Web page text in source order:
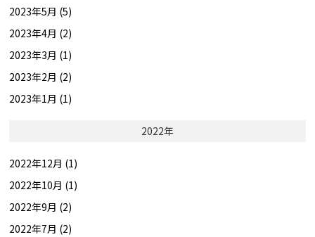
2023年5月 (5)
2023年4月 (2)
2023年3月 (1)
2023年2月 (2)
2023年1月 (1)
2022年
2022年12月 (1)
2022年10月 (1)
2022年9月 (2)
2022年7月 (2)